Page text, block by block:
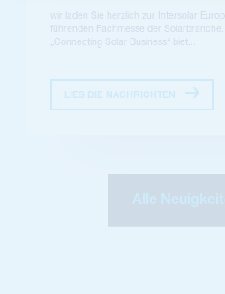
wir laden Sie herzlich zur Intersolar
führenden Fachmesse der Solarbranche.
„Connecting Solar Business“ biet...
LIES DIE NACHRICHTEN